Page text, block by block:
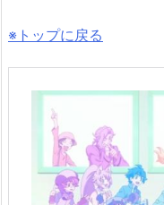
※トップに戻る